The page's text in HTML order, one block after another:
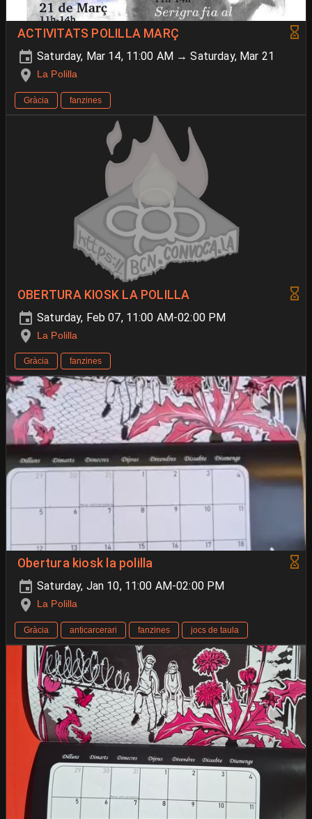
ACTIVITATS POLILLA MARÇ
Saturday, Mar 14, 11:00 AM → Saturday, Mar 21
La Polilla
Gràcia fanzines
OBERTURA KIOSK LA POLILLA
Saturday, Feb 07, 11:00 AM-02:00 PM
La Polilla
Gràcia fanzines
Obertura kiosk la polilla
Saturday, Jan 10, 11:00 AM-02:00 PM
La Polilla
Gràcia anticarcerari fanzines jocs de taula